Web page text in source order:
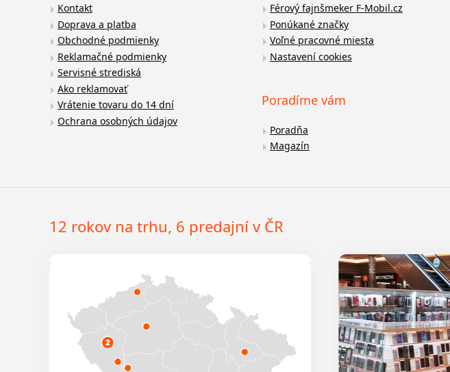
Kontakt
Doprava a platba
Obchodné podmienky
Reklamačné podmienky
Servisné strediská
Ako reklamovať
Vrátenie tovaru do 14 dní
Ochrana osobných údajov
Férový fajnšmeker F-Mobil.cz
Ponúkané značky
Voľné pracovné miesta
Nastavení cookies
Poradíme vám
Poradňa
Magazín
12 rokov na trhu, 6 predajní v ČR